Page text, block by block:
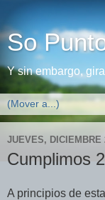
So
Y sin embargo,
JUEVES, DICIEMBRE
Cumplimos
A principios de